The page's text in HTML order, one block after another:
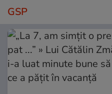
GSP